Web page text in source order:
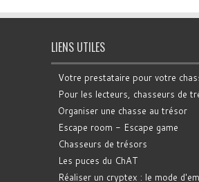
LIENS UTILES
Votre prestataire pour votre
Pour les lecteurs, chasseurs de
Organiser une chasse au trésor
Escape room - Escape game
Chasseurs de trésors
Les puces du ChAT
Réaliser un cryptex : le mode